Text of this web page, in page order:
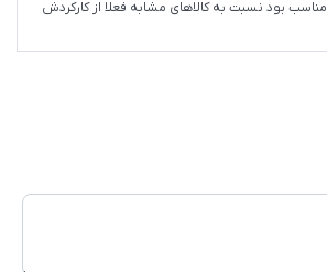
5
بود نسبت به کالاهای مشابه فعلا از کارکردش